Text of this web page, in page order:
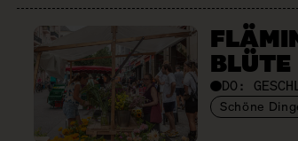
BLÜTE
DO:
Schöne